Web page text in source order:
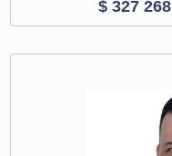
$ 327 268